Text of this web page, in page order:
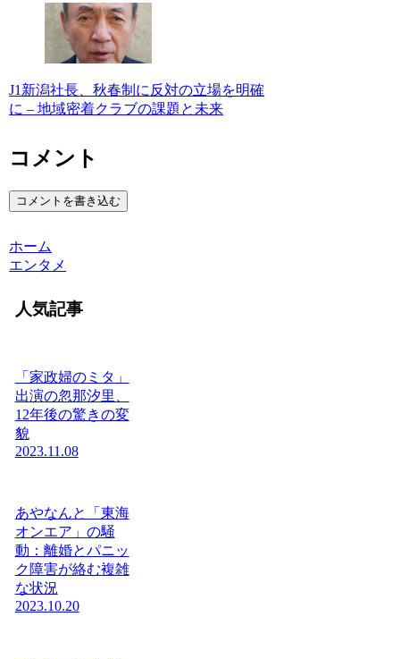
J1新潟社長、秋春制に反対の立場を明確
に – 地域密着クラブの課題と未来
コメント
コメントを書き込む
ホーム
エンタメ
人気記事
「家政婦のミタ」
出演の忽那汐里、
12年後の驚きの変
貌
2023.11.08
あやなんと「東海
オンエア」の騒
動：離婚とパニッ
ク障害が絡む複雑
な状況
2023.10.20